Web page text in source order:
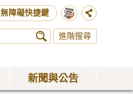
無障礙快捷鍵
進階搜尋
新聞與公告